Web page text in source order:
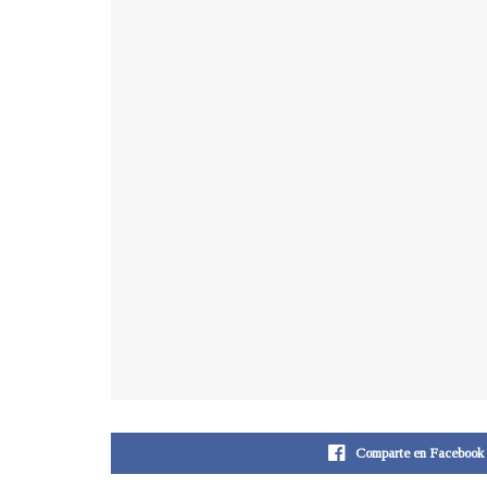
Comparte en Facebook